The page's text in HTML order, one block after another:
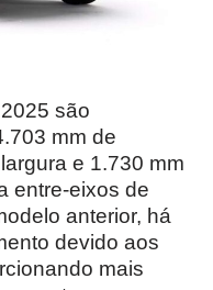
são
mm de
e 1.730 mm
entre-eixos de
anterior, há
devido aos
mais